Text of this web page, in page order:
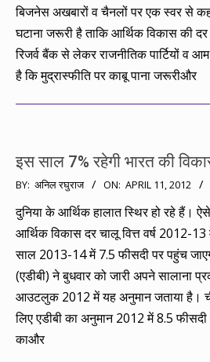
बिजनेस अखबारों व चैनलों पर एक स्वर से
घटाना जरूरी है ताकि आर्थिक विकास की
रिजर्व बैंक से लेकर राजनीतिक पार्टियों व
है कि मुद्रास्फीति पर काबू पाना जरूरीऔर
इस साल 7% रहेगी भारत की
2012-
04-
11
BY: अनिल रघुराज ON: APRIL 11, 2012
दुनिया के आर्थिक हालात स्थिर हो रहे हैं।
आर्थिक विकास दर चालू वित्त वर्ष
साल 2013-14 में 7.5 फीसदी पर पहुंच
(एडीबी) ने बुधवार को जारी अपने सालाना
आउटलुक 2012 में यह अनुमान जताया है।
लिए एडीबी का अनुमान 2012 में 8.5
काऔर